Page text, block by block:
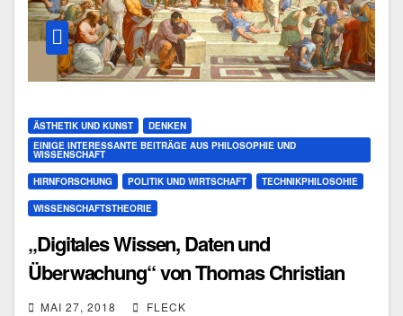
ÄSTHETIK UND KUNST
DENKEN
EINIGE INTERESSANTE BEITRÄGE AUS PHILOSOPHIE UND
WISSENSCHAFT
HIRNFORSCHUNG POLITIK UND WIRTSCHAFT TECHNIKPHILOSOHIE
WISSENSCHAFTSTHEORIE
„Digitales Wissen, Daten und
Überwachung“ von Thomas Christian
Bächle
MAI 27, 2018 FLECK